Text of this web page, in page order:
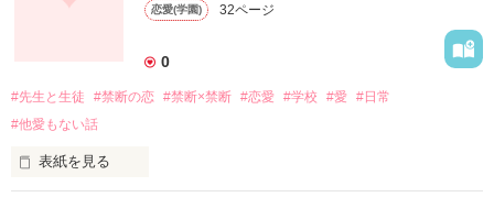
恋愛(学園) 32ページ
0
#先生と生徒 #禁断の恋 #禁断×禁断 #恋愛 #学校 #愛 #日常
#他愛もない話
表紙を見る